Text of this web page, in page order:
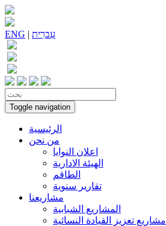
ENG | עִברִית
Toggle navigation
الرئيسية
من نحن
اعلان النوايا
الهيئة الادارية
الطاقم
تقارير سنوية
مشاريعنا
المشاريع الشبابية
مشاريع تعزيز القيادة النسائية